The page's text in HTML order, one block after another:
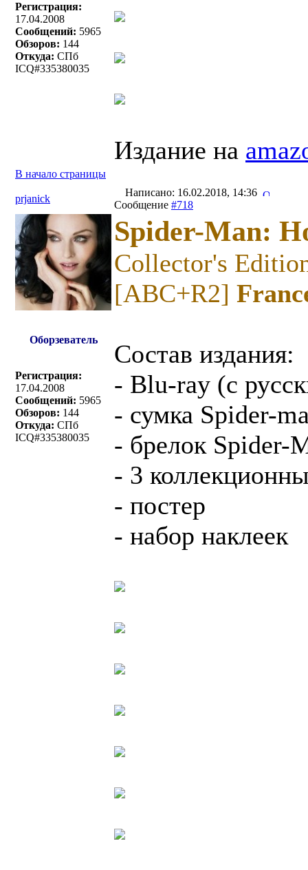
Регистрация:
17.04.2008
Сообщений: 5965
Обзоров: 144
Откуда: СПб
ICQ#335380035
Издание на
В начало страницы
prjanick
Написано: 16.02.2018, 14:36
Сообщение #718
Оборзеватель
Регистрация:
17.04.2008
Сообщений: 5965
Обзоров: 144
Откуда: СПб
ICQ#335380035
Spider-Man:
Collector's
[ABC+R2]
Состав издания:
- Blu-ray (с
- сумка Spider-
- брелок Spider-
- 3
- постер
- набор наклеек